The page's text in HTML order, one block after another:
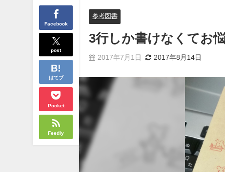
Facebook
post
はてブ
Pocket
Feedly
参考図書
3行しか書けなくてお
2017年7月1日 2017年8月14日